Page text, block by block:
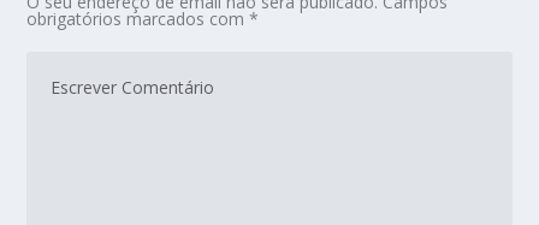
obrigatórios marcados com*